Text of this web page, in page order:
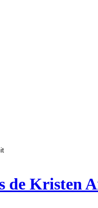
de Kristen